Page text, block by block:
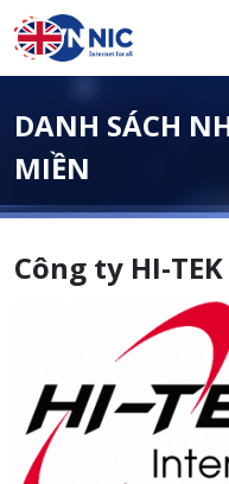
Nhảy đến nội dung
Menuheader
DANH SÁCH
MIỀN
Công ty HI-TEK